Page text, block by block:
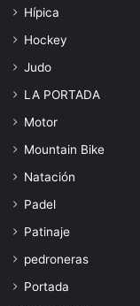
Hípica
Hockey
Judo
LA PORTADA
Motor
Mountain Bike
Natación
Padel
Patinaje
pedroneras
Portada